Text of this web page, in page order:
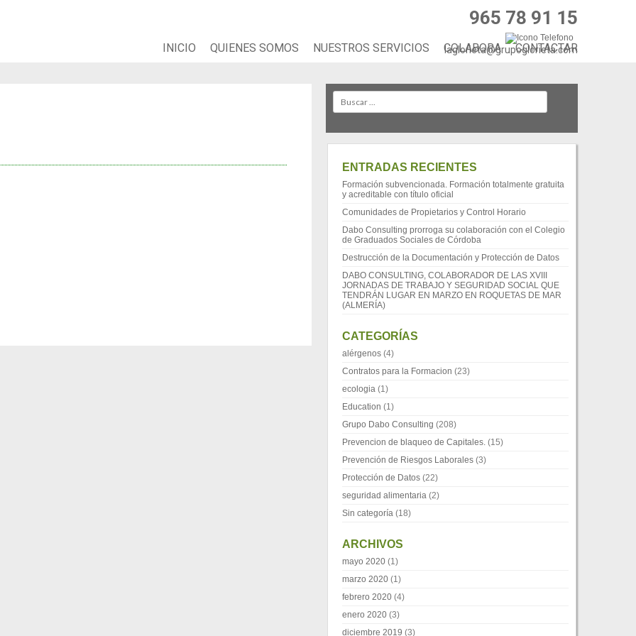
965 78 91 15
laglorieta@grupoglorieta.com
CONTACTAR
COLABORA
NUESTROS SERVICIOS
QUIENES SOMOS
INICIO
ENTRADAS RECIENTES
Formación subvencionada. Formación totalmente gratuita
y acreditable con título oficial
Comunidades de Propietarios y Control Horario
Dabo Consulting prorroga su colaboración con el Colegio
de Graduados Sociales de Córdoba
Destrucción de la Documentación y Protección de Datos
DABO CONSULTING, COLABORADOR DE LAS XVIII
JORNADAS DE TRABAJO Y SEGURIDAD SOCIAL QUE
TENDRÁN LUGAR EN MARZO EN ROQUETAS DE MAR
(ALMERÍA)
CATEGORÍAS
alérgenos (4)
Contratos para la Formacion (23)
ecologia (1)
Education (1)
Grupo Dabo Consulting (208)
Prevencion de blaqueo de Capitales. (15)
Prevención de Riesgos Laborales (3)
Protección de Datos (22)
seguridad alimentaria (2)
Sin categoría (18)
ARCHIVOS
mayo 2020 (1)
marzo 2020 (1)
febrero 2020 (4)
enero 2020 (3)
diciembre 2019 (3)